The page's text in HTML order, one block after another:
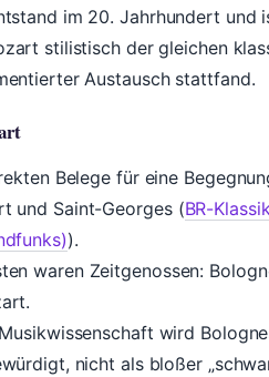
im 20. Jahrhundert und
stilistisch der gleichen
Austausch stattfand.
Belege für eine
und Saint-Georges (BR-
).
waren Zeitgenossen:
wird
nicht als bloßer